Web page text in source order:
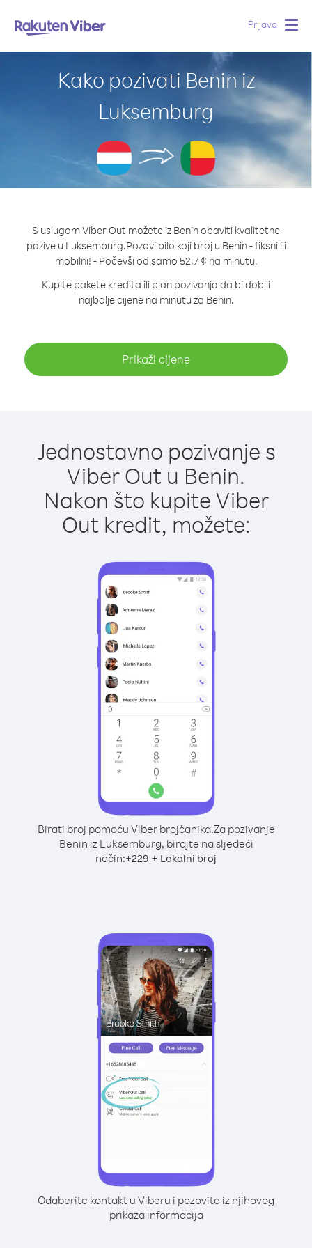
Prijava
Kako pozivati Benin iz
Luksemburg
S uslugom Viber Out možete iz Benin obaviti kvalitetne
pozive u Luksemburg.Pozovi bilo koji broj u Benin - fiksni ili
mobilni! - Počevši od samo 52.7 ¢ na minutu.
Kupite pakete kredita ili plan pozivanja da bi dobili
najbolje cijene na minutu za Benin.
Prikaži cijene
Jednostavno pozivanje s
Viber Out u Benin.
Nakon što kupite Viber
Out kredit, možete:
Birati broj pomoću Viber brojčanika.Za pozivanje
Benin iz Luksemburg, birajte na sljedeći
način:+229 + Lokalni broj
Odaberite kontakt u Viberu i pozovite iz njihovog
prikaza informacija